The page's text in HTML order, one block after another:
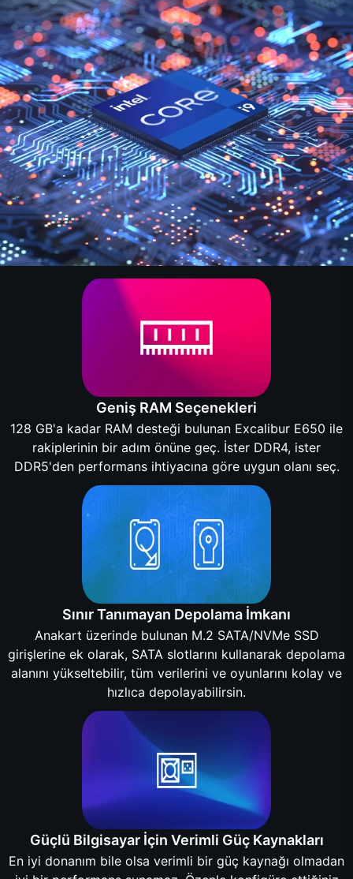
Geniş RAM Seçenekleri
128 GB'a kadar RAM desteği bulunan Excalibur E650 ile
rakiplerinin bir adım önüne geç. İster DDR4, ister
DDR5'den performans ihtiyacına göre uygun olanı seç.
Sınır Tanımayan Depolama İmkanı
Anakart üzerinde bulunan M.2 SATA/NVMe SSD
girişlerine ek olarak, SATA slotlarını kullanarak depolama
alanını yükseltebilir, tüm verilerini ve oyunlarını kolay ve
hızlıca depolayabilirsin.
Güçlü Bilgisayar İçin Verimli Güç Kaynakları
En iyi donanım bile olsa verimli bir güç kaynağı olmadan